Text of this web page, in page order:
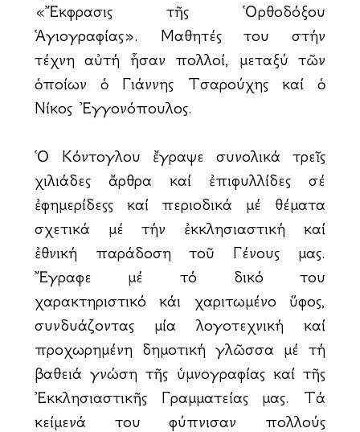
«Ἔκφρασις τῆς Ὁρθοδόξου
Ἁγιογραφίας». Μαθητές του στήν
τέχνη αὐτή ἧσαν πολλοί, μεταξύ τῶν
ὁποίων ὁ Γιάννης Τσαρούχης καί ὁ
Νίκος Ἐγγονόπουλος.
Ὁ Κόντογλου ἔγραψε συνολικά τρεῖς
χιλιάδες ἄρθρα καί ἐπιφυλλίδες σέ
ἐφημερίδεςς καί περιοδικά μέ θέματα
σχετικά μέ τήν ἐκκλησιαστική καί
ἐθνική παράδοση τοῦ Γένους μας.
Ἔγραφε μέ τό δικό του
χαρακτηριστικό κάι χαριτωμένο ὕφος,
συνδυάζοντας μία λογοτεχνική καί
προχωρημένη δημοτική γλῶσσα μέ τή
βαθειά γνώση τῆς ὑμνογραφίας καί τῆς
Ἐκκλησιαστικῆς Γραμματείας μας. Τά
κείμενά του ἀφύπνισαν πολλούς